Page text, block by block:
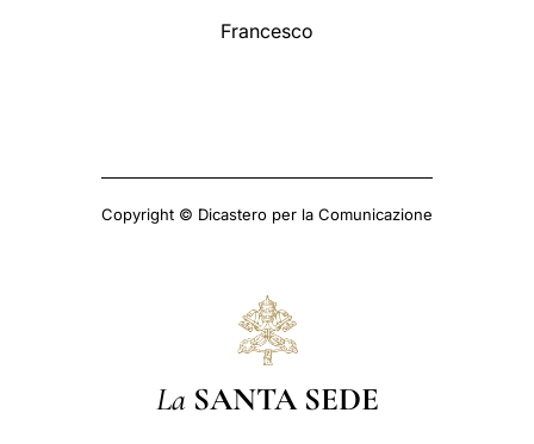
Francesco
Copyright © Dicastero per la Comunicazione
La SANTA SEDE